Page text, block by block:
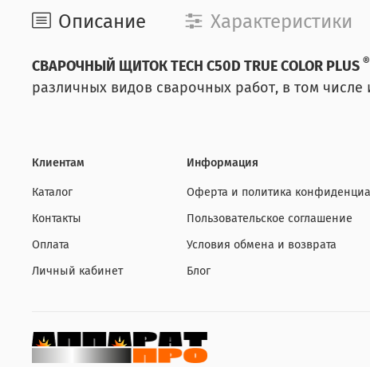
Описание Характеристики
СВАРОЧНЫЙ ЩИТОК TECH C50D TRUE COLOR PLUS ®
различных видов сварочных работ, в том числе
Клиентам
Каталог
Контакты
Оплата
Личный кабинет
Информация
Оферта и политика
Пользовательское соглашение
Условия обмена и возврата
Блог